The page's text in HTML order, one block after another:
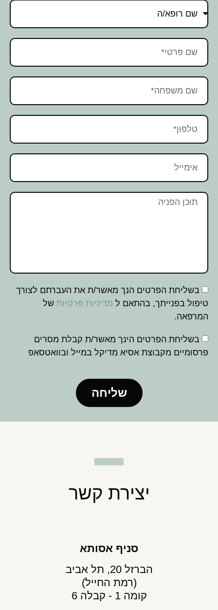
בשליחת הפרטים הנך מאשר/ת את העברתם לצורך
טיפול בפנייתך, בהתאם ל מדיניות פרטיות של
המרפאה.
בשליחת הפרטים הינך מאשר/ת קבלת מסרים
פרסומיים מקבוצת אסיא מדיקל במייל ובוואטסאפ
שליחה
יצירת קשר
סניף אסותא
הברזל 20, תל אביב
(רמת החייל)
קומה 1 - קבלה 6